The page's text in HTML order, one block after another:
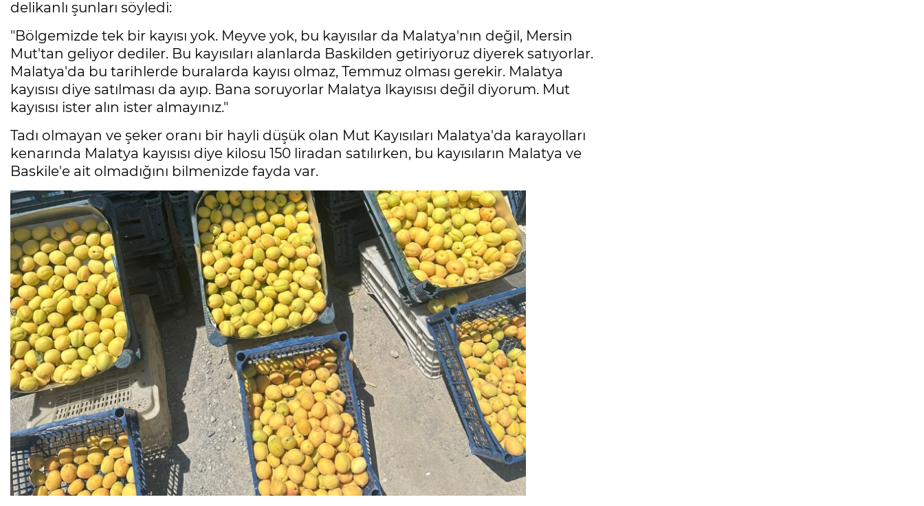
delikanlı şunları söyledi:
"Bölgemizde tek bir kayısı yok. Meyve yok, bu kayısılar da Malatya'nın değil, Mersin
Mut'tan geliyor dediler. Bu kayısıları alanlarda Baskilden getiriyoruz diyerek satıyorlar.
Malatya'da bu tarihlerde buralarda kayısı olmaz, Temmuz olması gerekir. Malatya
kayısısı diye satılması da ayıp. Bana soruyorlar Malatya lkayısısı değil diyorum. Mut
kayısısı ister alın ister almayınız."
Tadı olmayan ve şeker oranı bir hayli düşük olan Mut Kayısıları Malatya'da karayolları
kenarında Malatya kayısısı diye kilosu 150 liradan satılırken, bu kayısıların Malatya ve
Baskile'e ait olmadığını bilmenizde fayda var.